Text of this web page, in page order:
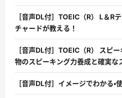
［音声DL付］TOEIC（R） L＆R
チャードが教える！
［音声DL付］TOEIC（R） スピ
物のスピーキング力養成と確実な
［音声DL付］イメージでわかる・